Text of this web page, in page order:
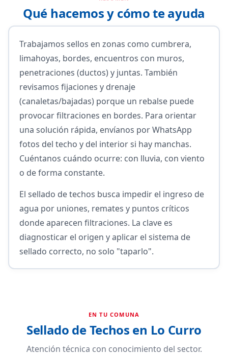
Qué hacemos y cómo te ayuda
Trabajamos sellos en zonas como cumbrera,
limahoyas, bordes, encuentros con muros,
penetraciones (ductos) y juntas. También
revisamos fijaciones y drenaje
(canaletas/bajadas) porque un rebalse puede
provocar filtraciones en bordes. Para orientar
una solución rápida, envíanos por WhatsApp
fotos del techo y del interior si hay manchas.
Cuéntanos cuándo ocurre: con lluvia, con viento
o de forma constante.
El sellado de techos busca impedir el ingreso de
agua por uniones, remates y puntos críticos
donde aparecen filtraciones. La clave es
diagnosticar el origen y aplicar el sistema de
sellado correcto, no solo "taparlo".
EN TU COMUNA
Sellado de Techos en Lo Curro
Atención técnica con conocimiento del sector.